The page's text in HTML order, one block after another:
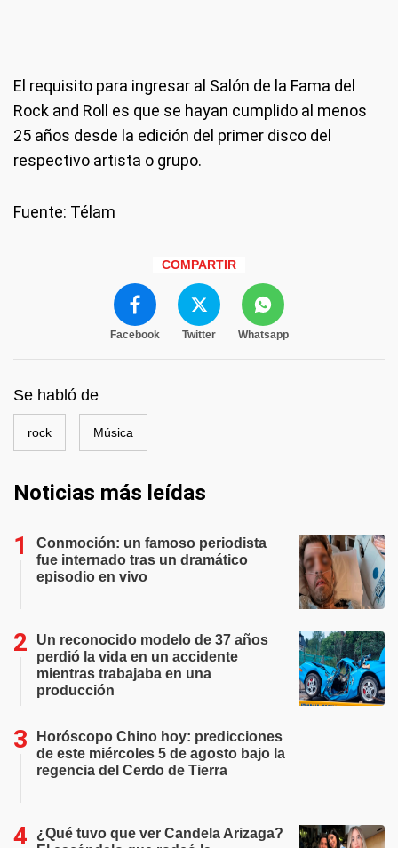
El requisito para ingresar al Salón de la Fama del
Rock and Roll es que se hayan cumplido al menos
25 años desde la edición del primer disco del
respectivo artista o grupo.
Fuente: Télam
COMPARTIR
Facebook Twitter Whatsapp
Se habló de
rock Música
Noticias más leídas
Conmoción: un famoso periodista
fue internado tras un dramático
episodio en vivo
Un reconocido modelo de 37 años
perdió la vida en un accidente
mientras trabajaba en una
producción
Horóscopo Chino hoy: predicciones
de este miércoles 5 de agosto bajo la
regencia del Cerdo de Tierra
¿Qué tuvo que ver Candela Arizaga?